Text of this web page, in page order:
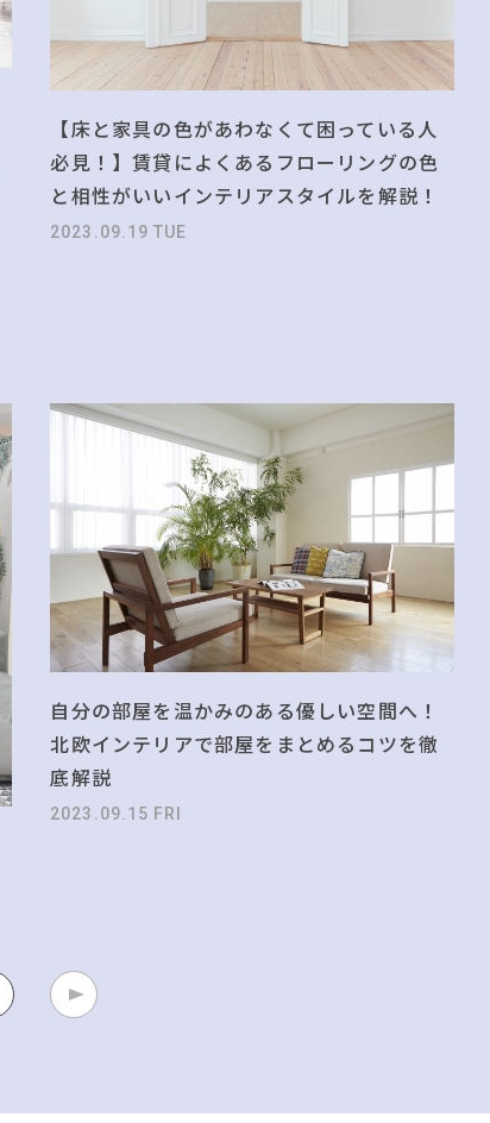
【床と家具の色があわなくて困っている人
必見！】賃貸によくあるフローリングの色
と相性がいいインテリアスタイルを解説！
2023.09.19 TUE
自分の部屋を温かみのある優しい空間へ！
北欧インテリアで部屋をまとめるコツを徹
底解説
2023.09.15 FRI